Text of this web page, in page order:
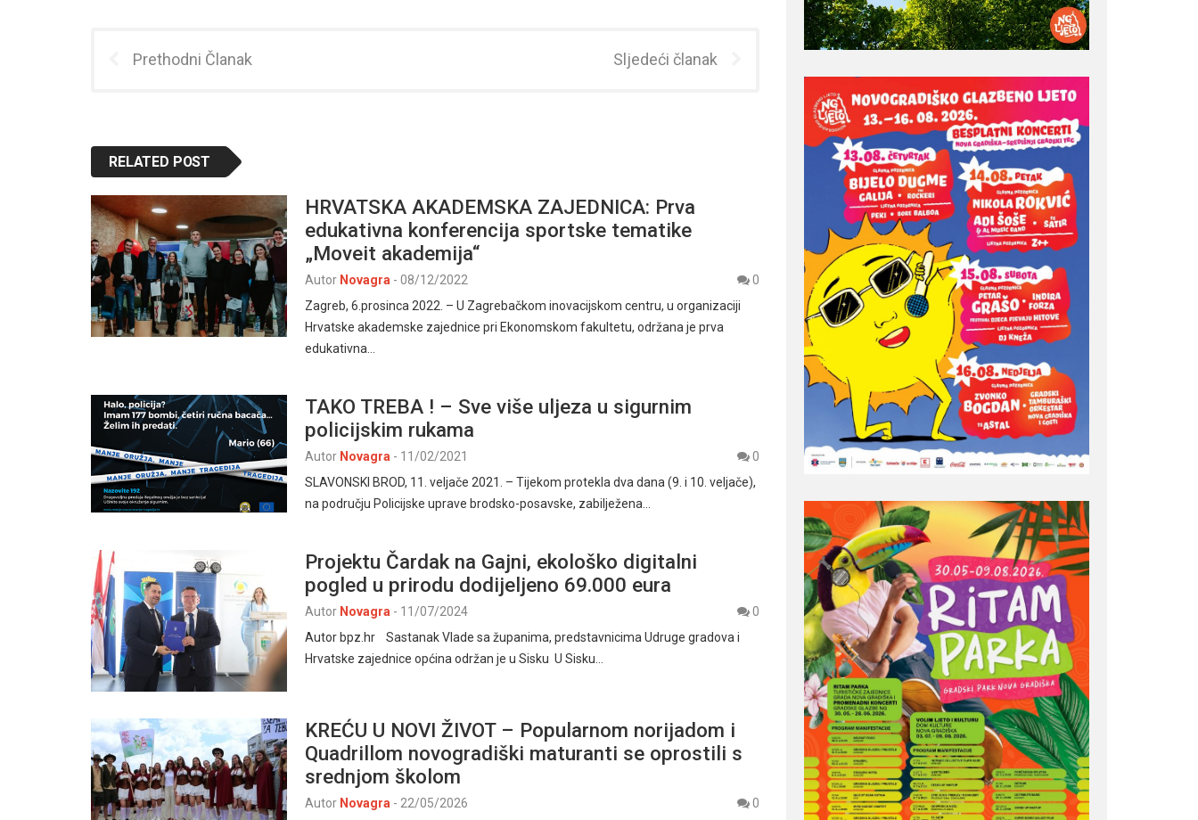
Prethodni Članak Sljedeći članak
RELATED POST
HRVATSKA AKADEMSKA ZAJEDNICA: Prva
edukativna konferencija sportske tematike
„Moveit akademija“
Autor Novagra - 08/12/2022
0
Zagreb, 6.prosinca 2022. – U Zagrebačkom inovacijskom centru, u organizaciji
Hrvatske akademske zajednice pri Ekonomskom fakultetu, održana je prva
edukativna…
TAKO TREBA ! – Sve više uljeza u sigurnim
policijskim rukama
Autor Novagra - 11/02/2021
0
SLAVONSKI BROD, 11. veljače 2021. – Tijekom protekla dva dana (9. i 10. veljače),
na području Policijske uprave brodsko-posavske, zabilježena…
Projektu Čardak na Gajni, ekološko digitalni
pogled u prirodu dodijeljeno 69.000 eura
Autor Novagra - 11/07/2024
0
Autor bpz.hr Sastanak Vlade sa županima, predstavnicima Udruge gradova i
Hrvatske zajednice općina održan je u Sisku U Sisku…
KREĆU U NOVI ŽIVOT – Popularnom norijadom i
Quadrillom novogradiški maturanti se oprostili s
srednjom školom
Autor Novagra - 22/05/2026
0